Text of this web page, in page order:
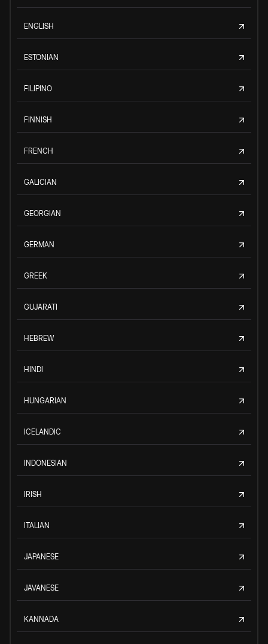
ENGLISH
ESTONIAN
FILIPINO
FINNISH
FRENCH
GALICIAN
GEORGIAN
GERMAN
GREEK
GUJARATI
HEBREW
HINDI
HUNGARIAN
ICELANDIC
INDONESIAN
IRISH
ITALIAN
JAPANESE
JAVANESE
KANNADA